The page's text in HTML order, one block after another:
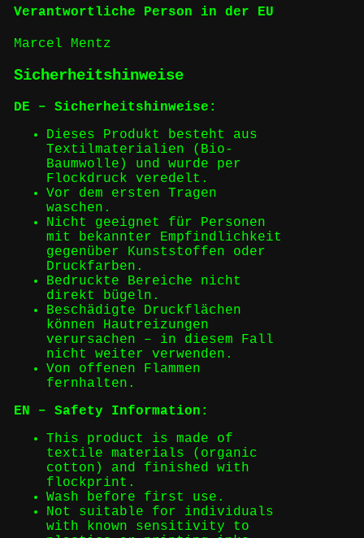
Verantwortliche Person in der EU
Marcel Mentz
Sicherheitshinweise
DE – Sicherheitshinweise:
Dieses Produkt besteht aus
Textilmaterialien (Bio-
Baumwolle) und wurde per
Flockdruck veredelt.
Vor dem ersten Tragen
waschen.
Nicht geeignet für Personen
mit bekannter Empfindlichkeit
gegenüber Kunststoffen oder
Druckfarben.
Bedruckte Bereiche nicht
direkt bügeln.
Beschädigte Druckflächen
können Hautreizungen
verursachen – in diesem Fall
nicht weiter verwenden.
Von offenen Flammen
fernhalten.
EN – Safety Information:
This product is made of
textile materials (organic
cotton) and finished with
flockprint.
Wash before first use.
Not suitable for individuals
with known sensitivity to